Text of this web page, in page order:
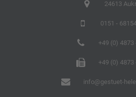
24613
0151 -
+49 (0) 4873
+49 (0) 4873
info@gestuet-